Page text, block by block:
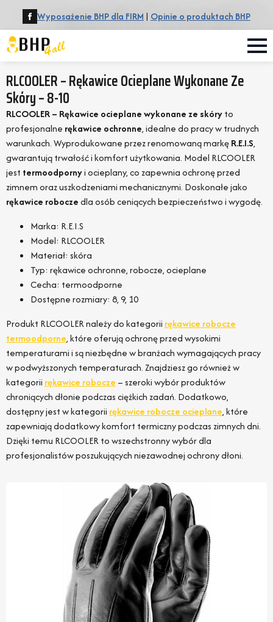
Wyposażenie BHP dla FIRM | Opinie o produktach BHP
RLCOOLER – Rękawice Ocieplane Wykonane Ze
Skóry – 8-10
RLCOOLER – Rękawice ocieplane wykonane ze skóryto
profesjonalne rękawice ochronne, idealne do pracy w trudnych
warunkach. Wyprodukowane przez renomowaną markęR.E.I.S,
gwarantują trwałość i komfort użytkowania. Model RLCOOLER
jest termoodpornyi ocieplany, co zapewnia ochronę przed
zimnem oraz uszkodzeniami mechanicznymi. Doskonałe jako
rękawice roboczedla osób ceniących bezpieczeństwo i wygodę.
Marka: R.E.I.S
Model: RLCOOLER
Materiał: skóra
Typ: rękawice ochronne, robocze, ocieplane
Cecha: termoodporne
Dostępne rozmiary: 8, 9, 10
Produkt RLCOOLER należy do kategorii rękawice robocze
termoodporne, które oferują ochronę przed wysokimi
temperaturami i są niezbędne w branżach wymagających pracy
w podwyższonych temperaturach. Znajdziesz go również w
kategorii rękawice robocze – szeroki wybór produktów
chroniących dłonie podczas ciężkich zadań. Dodatkowo,
dostępny jest w kategorii rękawice robocze ocieplane, które
zapewniają dodatkowy komfort termiczny podczas zimnych dni.
Dzięki temu RLCOOLER to wszechstronny wybór dla
profesjonalistów poszukujących niezawodnej ochrony dłoni.